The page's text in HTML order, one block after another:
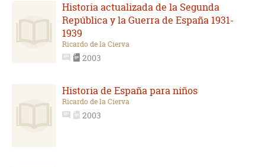
Historia actualizada de la Segunda
República y la Guerra de España 1931-
1939
Ricardo de la Cierva
2003
Historia de España para niños
Ricardo de la Cierva
2003